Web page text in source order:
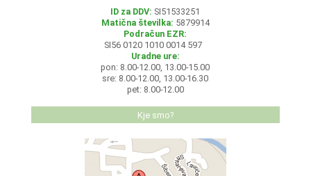
ID za DDV: SI51533251
Matična številka: 5879914
Podračun EZR:
SI56 0120 1010 0014 597
Uradne ure:
pon: 8.00-12.00, 13.00-15.00
sre: 8.00-12.00, 13.00-16.30
pet: 8.00-12.00
Kje smo?